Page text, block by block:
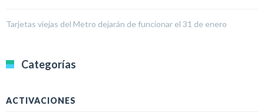
Tarjetas viejas del Metro dejarán de funcionar el 31 de enero
Categorías
ACTIVACIONES